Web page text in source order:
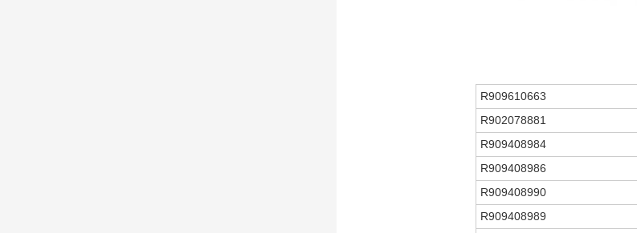
R909610663
R902078881
R909408984
R909408986
R909408990
R909408989